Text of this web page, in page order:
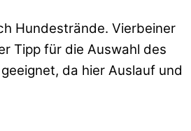
Hundestrände. Vierbeiner
Tipp für die Auswahl des
da hier Auslauf und